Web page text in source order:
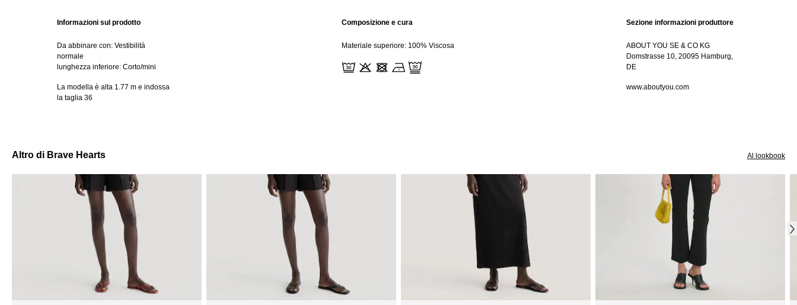
Informazioni sul prodotto
Da abbinare con: Vestibilità
normale
lunghezza inferiore: Corto/mini
La modella è alta 1.77 m e indossa
la taglia 36
Composizione e cura
Materiale superiore: 100% Viscosa
Sezione informazioni produttore
ABOUT YOU SE & CO KG
Domstrasse 10, 20095 Hamburg,
DE
www.aboutyou.com
Altro di Brave Hearts Al lookbook